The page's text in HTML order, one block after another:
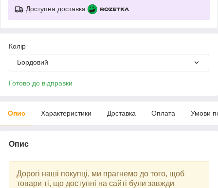
Доступна доставка
Колір
Бордовий
Готово до відправки
Опис Характеристики Доставка Оплата Умови
Опис
Дорогі наші покупці, ми прагнемо до того, щоб
товари ті, що доступні на сайті були завжди